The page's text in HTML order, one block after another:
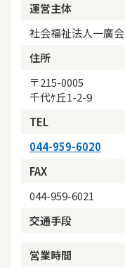
運営主体
社会福祉法人一廣会
住所
〒215-0005
千代ｹ丘1-2-9
TEL
044-959-6020
FAX
044-959-6021
交通手段
営業時間